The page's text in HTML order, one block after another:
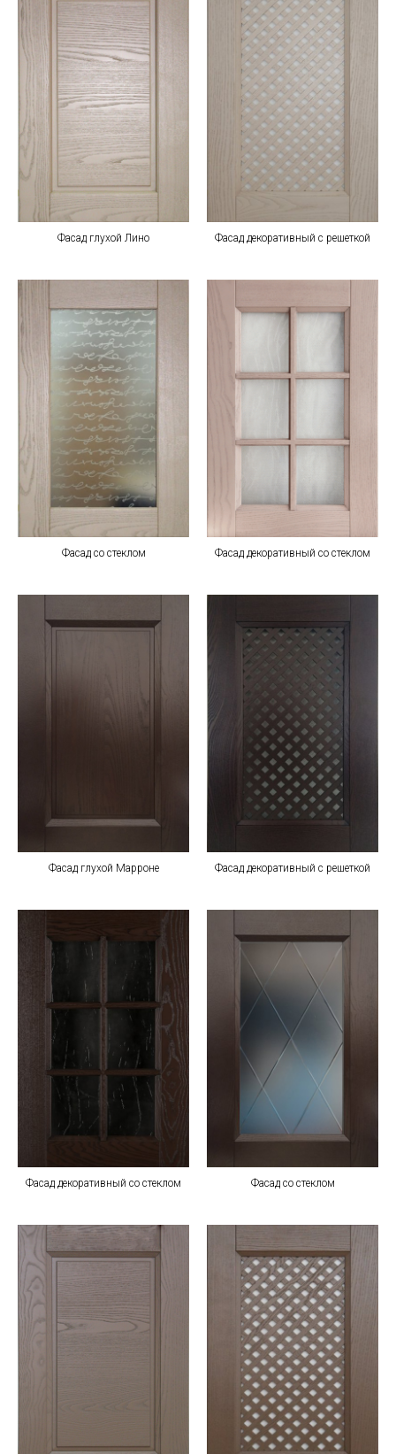
Фасад глухой Лино Фасад декоративный с решеткой
Фасад со стеклом Фасад декоративный со стеклом
Фасад глухой Марроне Фасад декоративный с решеткой
Фасад декоративный со стеклом Фасад со стеклом